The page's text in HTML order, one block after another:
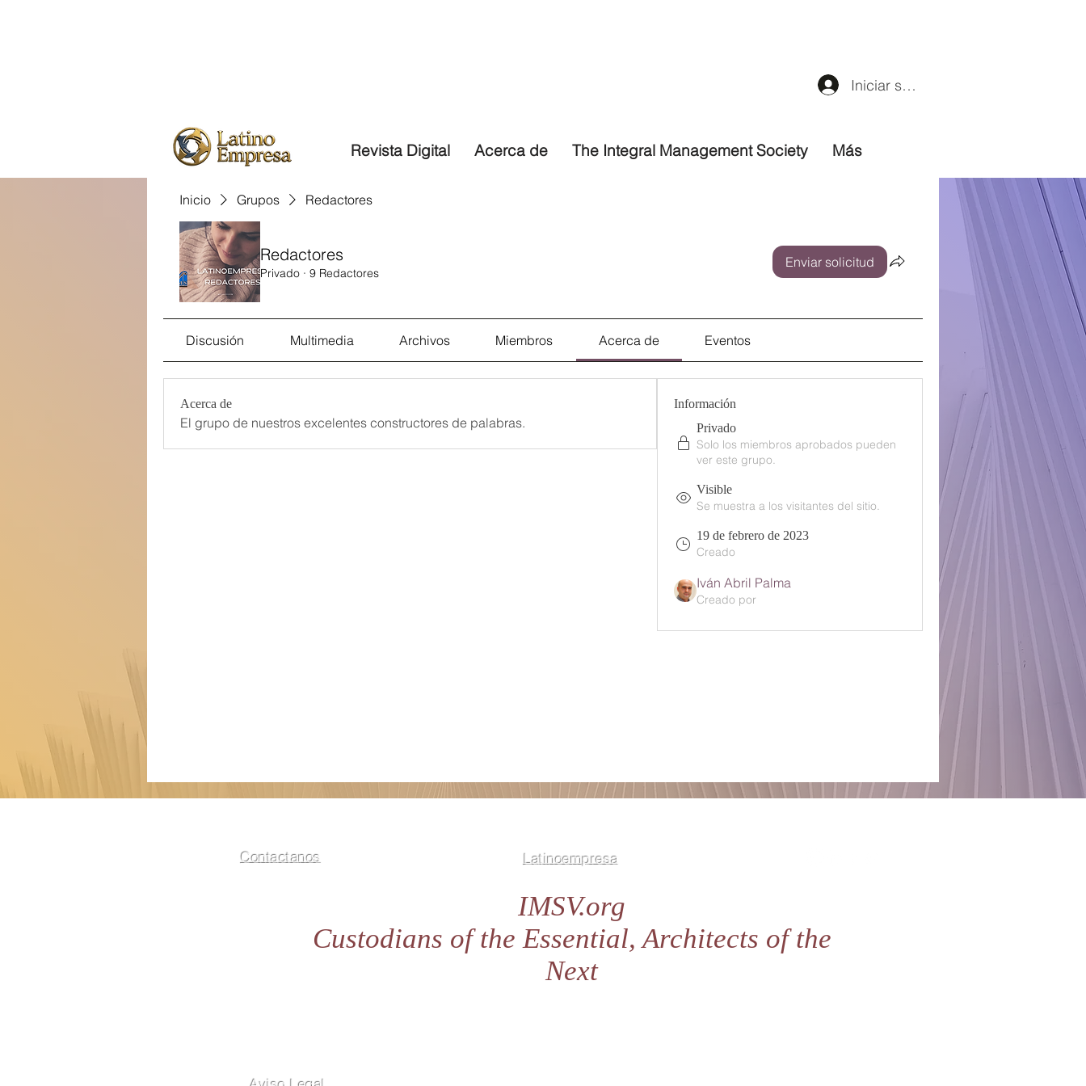
Iniciar sesión
Revista Digital Acerca de The Integral Management Society Más
Inicio Grupos Redactores
Redactores
Privado · 9 Redactores
Enviar solicitud
Discusión Multimedia Archivos Miembros Acerca de Eventos
Acerca de
El grupo de nuestros excelentes constructores de palabras.
Información
Privado
Solo los miembros aprobados pueden
ver este grupo.
Visible
Se muestra a los visitantes del sitio.
19 de febrero de 2023
Creado
Iván Abril Palma
Creado por
Contactanos Latinoempresa
IMSV.org
Custodians of the Essential, Architects of the
Next